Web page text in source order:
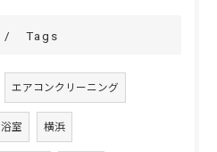
Tags
エアコンクリーニング
浴室 横浜